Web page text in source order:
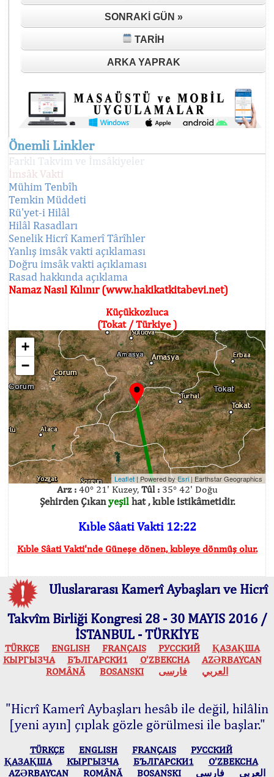
SONRAKI GÜN »
TARIH
ARKA YAPRAK
Önemli Linkler
Farklı Takvim ve İmsâkiyeler
İmsâk Vakti
Mühim Tenbîh
Temkin Müddeti
Rü'yet-i Hilâl
Hilâl Rasadları
Senelik Hicrî Kamerî Târîhler
Yanlış imsâk vakti açıklaması
Doğru imsâk vakti açıklaması
Rasad hakkında açıklama
Namaz Nasıl Kılınır (www.hakikatkitabevi.net)
Küçükkozluca
(Tokat / Türkiye )
+
−
Leaflet | Powered byEsri | Earthstar Geographics
Arz :40° 21' Kuzey, Tûl :35° 42' Doğu
Şehirden Çıkanyeşilhat , kıble istikâmetidir.
Kıble Sâati Vakti 12:22
Kıble Sâati Vakti'nde Güneşe dönen, kıbleye dönmüş olur.
Uluslararası Kamerî Aybaşları ve Hicrî
Takvîm Birliği Kongresi 28 - 30 MAYIS 2016 /
İSTANBUL - TÜRKİYE
TÜRKÇE ENGLISH FRANÇAIS РУССКИЙ
ҚАЗАҚША
КЫPГЫЗЧA
БЪЛГАРСКИ1 O’ZBEKCHA
AZӘRBAYCAN
ROMÂNĂ
BOSANSKI العربي فارسی
"Hicrî Kamerî Aybaşları hesâb ile değil, hilâlin
[yeni ayın] çıplak gözle görülmesi ile başlar."
TÜRKÇE ENGLISH FRANÇAIS
РУССКИЙ
ҚАЗАҚША
КЫPГЫЗЧA БЪЛГАРСКИ1
O’ZBEKCHA
AZӘRBAYCAN
ROMÂNĂ BOSANSKI العربي فارسی